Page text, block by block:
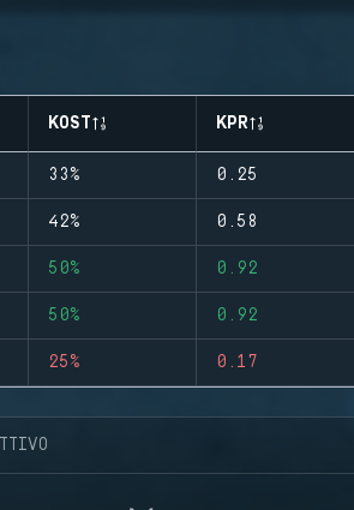
KOST KPR
33% 0.25
42% 0.58
50% 0.92
50% 0.92
25% 0.17